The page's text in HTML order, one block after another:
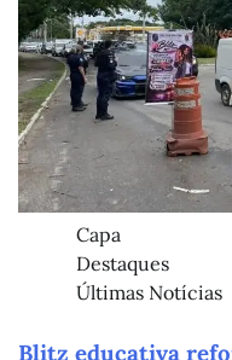
Capa
Destaques
Últimas Notícias
Blitz educativa